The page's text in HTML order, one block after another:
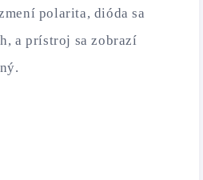
polarita, dióda sa
a prístroj sa zobrazí